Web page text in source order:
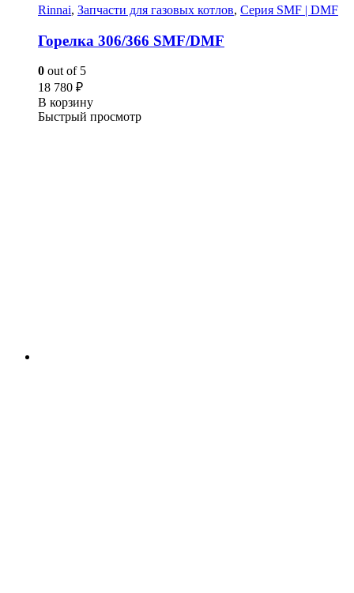
Rinnai, Запчасти для газовых котлов, Серия SMF | DMF
Горелка 306/366 SMF/DMF
0 out of 5
18 780 ₽
В корзину
Быстрый просмотр